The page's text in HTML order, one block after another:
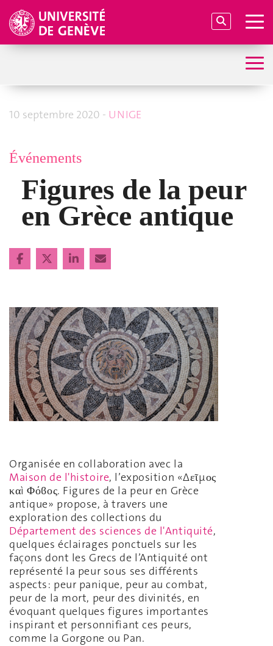
10 septembre 2020 - UNIGE
Événements
Figures de la peur
en Grèce antique
Organisée en collaboration avec la
Maison de l'histoire, l’exposition «Δεῖμος
καì Φόϐος. Figures de la peur en Grèce
antique» propose, à travers une
exploration des collections du
Département des sciences de l'Antiquité,
quelques éclairages ponctuels sur les
façons dont les Grecs de l’Antiquité ont
représenté la peur sous ses différents
aspects: peur panique, peur au combat,
peur de la mort, peur des divinités, en
évoquant quelques figures importantes
inspirant et personnifiant ces peurs,
comme la Gorgone ou Pan.